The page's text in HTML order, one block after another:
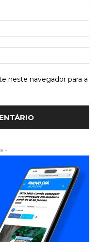
neste navegador para a
-